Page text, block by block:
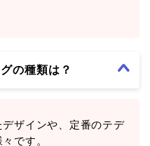
の種類は？
ザインや、定番のテデ
です。